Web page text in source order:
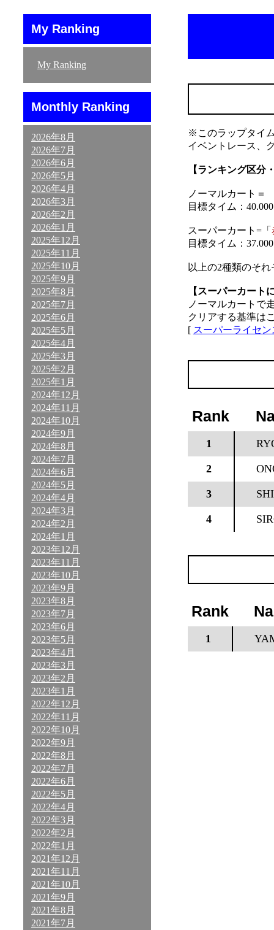
My Ranking
My Ranking
Monthly Ranking
2026年8月
2026年7月
2026年6月
2026年5月
2026年4月
2026年3月
2026年2月
2026年1月
2025年12月
2025年11月
2025年10月
2025年9月
2025年8月
2025年7月
2025年6月
2025年5月
2025年4月
2025年3月
2025年2月
2025年1月
2024年12月
2024年11月
2024年10月
2024年9月
2024年8月
2024年7月
2024年6月
2024年5月
2024年4月
2024年3月
2024年2月
2024年1月
2023年12月
2023年11月
2023年10月
2023年9月
2023年8月
2023年7月
2023年6月
2023年5月
2023年4月
2023年3月
2023年2月
2023年1月
2022年12月
2022年11月
2022年10月
2022年9月
2022年8月
2022年7月
2022年6月
2022年5月
2022年4月
2022年3月
2022年2月
2022年1月
2021年12月
2021年11月
2021年10月
2021年9月
2021年8月
2021年7月
※このラップタイ
イベントレース、
【ランキング区分
ノーマルカート＝
目標タイム：
スーパーカート=「
目標タイム：
以上の2種類のそ
【スーパーカート
ノーマルカートで
クリアする基準は
[ スーパーライセ
Rank
1
2
3
4
Rank
1